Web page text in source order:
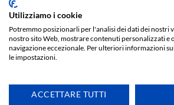
Sviluppato daWe Blink
Copyright 2026 ©
Utilizziamo i cookie
Potremmo posizionarli per l'analisi dei dati dei nostri
nostro sito Web, mostrare contenuti personalizzati e
navigazione eccezionale. Per ulteriori informazioni
le impostazioni.
ACCETTARE TUTTI